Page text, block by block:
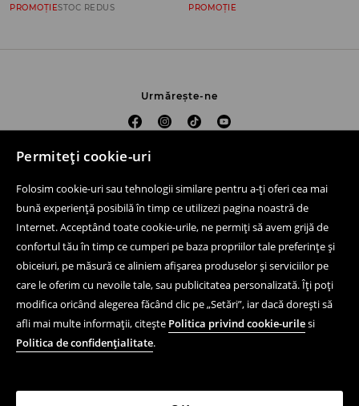
Permiteți cookie-uri
Folosim cookie-uri sau tehnologii similare pentru a-ți oferi cea mai
bună experiență posibilă în timp ce utilizezi pagina noastră de
Internet. Acceptând toate cookie-urile, ne permiți să avem grijă de
confortul tău în timp ce cumperi pe baza propriilor tale preferințe și
obiceiuri, pe măsură ce aliniem afișarea produselor și serviciilor pe
care le oferim cu nevoile tale, sau publicitatea personalizată. Îți poți
modifica oricând alegerea făcând clic pe „Setări”, iar dacă dorești să
afli mai multe informații, citește Politica privind cookie-urilesi
Politica de confidențialitate.
PROMOȚIESTOC REDUS PROMOȚIE
Urmărește-ne
Ajutor și contact
Cumpără online
Magazine fizice
Aspecte juridice
Aplicație mobilă